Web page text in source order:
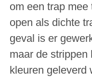
om een trap
open als dichte
geval is er
maar de strippen
kleuren geleverd